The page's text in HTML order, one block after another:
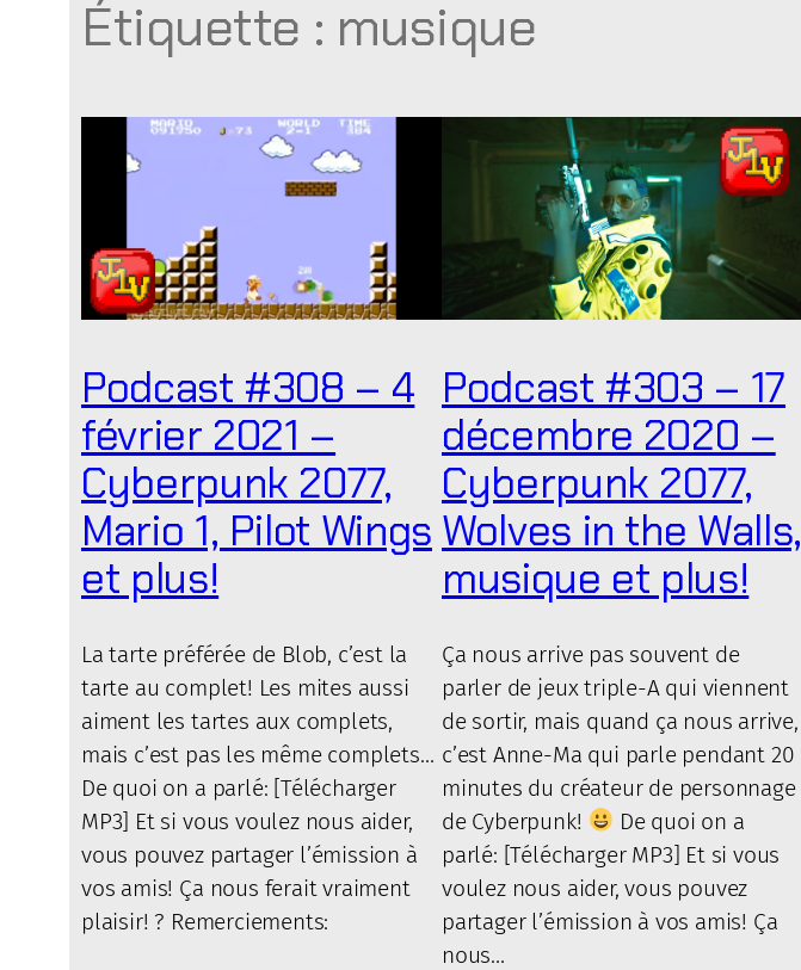
Étiquette : musique
Podcast #308 – 4
février 2021 –
Cyberpunk 2077,
Mario 1, Pilot Wings
et plus!
La tarte préférée de Blob, c’est la
tarte au complet! Les mites aussi
aiment les tartes aux complets,
mais c’est pas les même complets…
De quoi on a parlé: [Télécharger
MP3] Et si vous voulez nous aider,
vous pouvez partager l’émission à
vos amis! Ça nous ferait vraiment
plaisir! ? Remerciements:
Podcast #303 – 17
décembre 2020 –
Cyberpunk 2077,
Wolves in the Walls,
musique et plus!
Ça nous arrive pas souvent de
parler de jeux triple-A qui viennent
de sortir, mais quand ça nous arrive,
c’est Anne-Ma qui parle pendant 20
minutes du créateur de personnage
de Cyberpunk!
De quoi on a
parlé: [Télécharger MP3] Et si vous
voulez nous aider, vous pouvez
partager l’émission à vos amis! Ça
nous…